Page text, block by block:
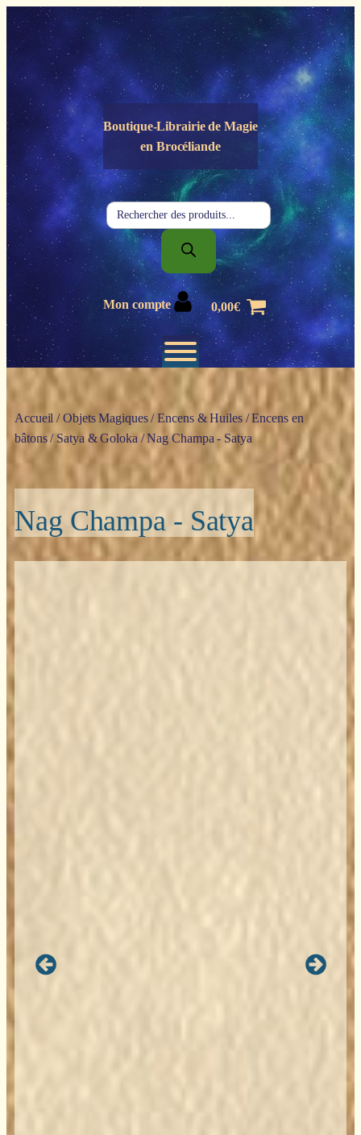
Panneau de gestion des cookies
Boutique-Librairie deMagie
en Brocéliande
Recherche
de
produits
Mon compte 0,00€
Accueil /Objets Magiques/Encens & Huiles/Encens en
bâtons/Satya & Goloka / Nag Champa - Satya
Nag Champa - Satya